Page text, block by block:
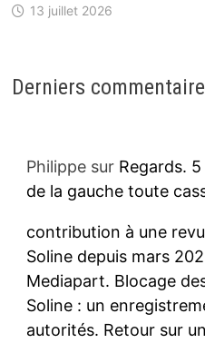
13 juillet 2026
Derniers
Philippesur Regards.
de la gauche toute
contribution à une
Soline depuis mars
Mediapart. Blocage
Soline : un
autorités. Retour sur